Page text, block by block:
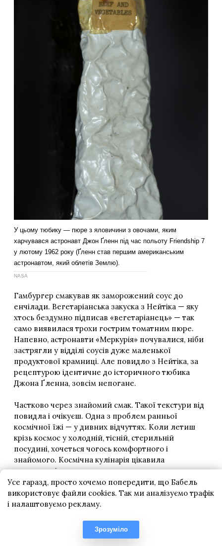
Усе гаразд, просто хочемо попередити, що Бабель
використовує файли cookies. Так ми аналізуємо трафік
і налаштовуємо рекламу.
Зрозуміло